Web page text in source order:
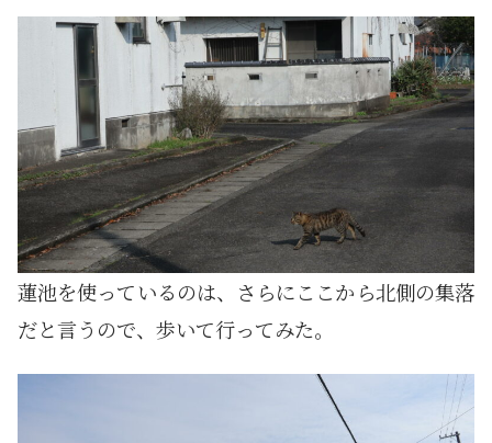
蓮池を使っているのは、さらにここから北側の集落
だと言うので、歩いて行ってみた。